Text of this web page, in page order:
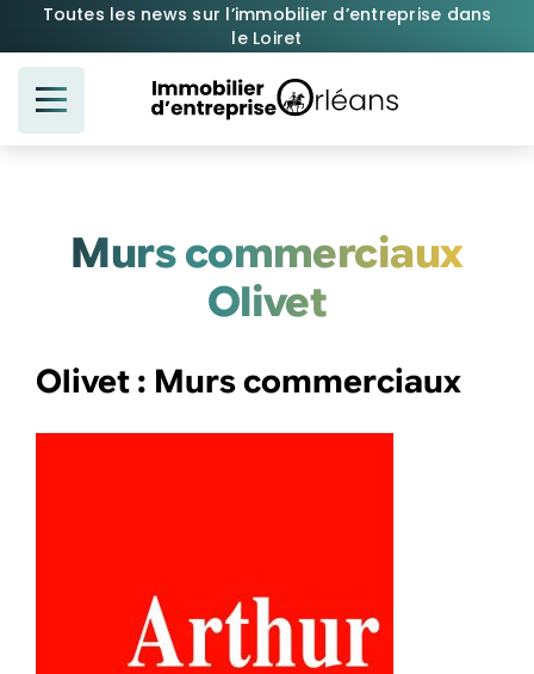
Passer
contenu
Toutes les news sur l’immobilier d’entreprise dans
le Loiret
Murs commerciaux
Olivet
Olivet : Murs commerciaux